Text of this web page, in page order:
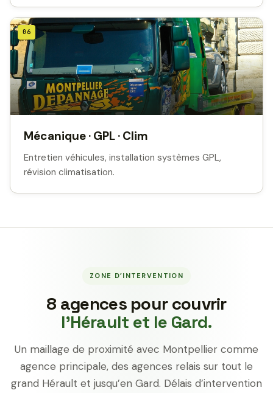
06
Mécanique · GPL · Clim
Entretien véhicules, installation systèmes GPL,
révision climatisation.
ZONE D’INTERVENTION
8 agences pour couvrir
l’Hérault et le Gard.
Un maillage de proximité avec Montpellier comme
agence principale, des agences relais sur tout le
grand Hérault et jusqu’en Gard. Délais d’intervention